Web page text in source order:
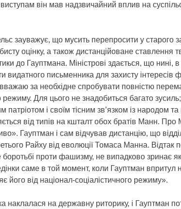
він мав надзвичайний вплив на
зауважує, що мусить перепросити у старого
оцінку, а також дистанційоване ставлення
до Гауптмана. Міністрові здається, що
видатного письменника для захисту інтересів
за необхідне спробувати повністю
режиму. Для цього не знадобиться багато
патріотом і своїм тісним зв’язком із народом
від типів на кшталт обох братів Манн.
Гауптман і сам відчував дистанцію, що
Райху від еволюції Томаса Манна. Відтак
боротьбі проти фашизму, не випадково зринає
саме в той момент, коли Гауптман впритул
його від націонал-соціалістичного режиму».
наклалася на державну риторику, і Гауптман